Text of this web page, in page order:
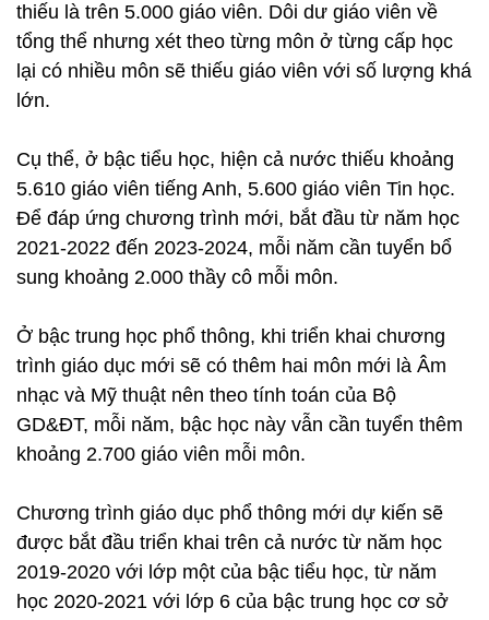
thiếu là trên 5.000 giáo viên. Dôi dư giáo viên về
tổng thể nhưng xét theo từng môn ở từng cấp học
lại có nhiều môn sẽ thiếu giáo viên với số lượng khá
lớn.
Cụ thể, ở bậc tiểu học, hiện cả nước thiếu khoảng
5.610 giáo viên tiếng Anh, 5.600 giáo viên Tin học.
Để đáp ứng chương trình mới, bắt đầu từ năm học
2021-2022 đến 2023-2024, mỗi năm cần tuyển bổ
sung khoảng 2.000 thầy cô mỗi môn.
Ở bậc trung học phổ thông, khi triển khai chương
trình giáo dục mới sẽ có thêm hai môn mới là Âm
nhạc và Mỹ thuật nên theo tính toán của Bộ
GD&ĐT, mỗi năm, bậc học này vẫn cần tuyển thêm
khoảng 2.700 giáo viên mỗi môn.
Chương trình giáo dục phổ thông mới dự kiến sẽ
được bắt đầu triển khai trên cả nước từ năm học
2019-2020 với lớp một của bậc tiểu học, từ năm
học 2020-2021 với lớp 6 của bậc trung học cơ sở